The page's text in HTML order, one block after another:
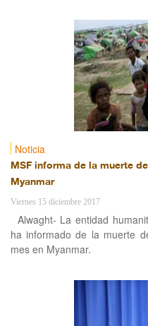
Noticia
MSF informa de la muerte
Myanmar
Viernes 15 diciembre 2017
Alwaght- La entidad
ha informado de la muerte
mes en Myanmar.